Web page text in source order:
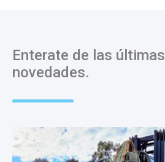
Enterate de las últimas
novedades.